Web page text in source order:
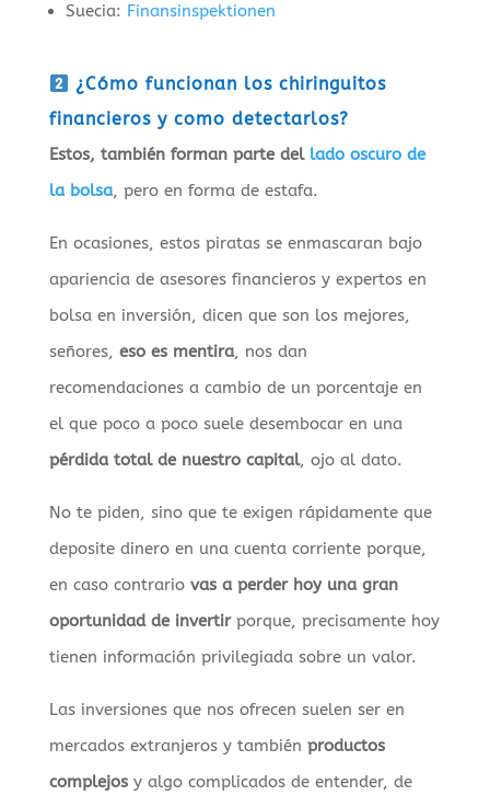
Suecia: Finansinspektionen
¿Cómo funcionan los chiringuitos
financieros y como detectarlos?
Estos, también forman parte del lado oscuro de
la bolsa, pero en forma de estafa.
En ocasiones, estos piratas se enmascaran bajo
apariencia de asesores financieros y expertos en
bolsa en inversión, dicen que son los mejores,
señores, eso es mentira, nos dan
recomendaciones a cambio de un porcentaje en
el que poco a poco suele desembocar en una
pérdida total de nuestro capital, ojo al dato.
No te piden, sino que te exigen rápidamente que
deposite dinero en una cuenta corriente porque,
en caso contrario vas a perder hoy una gran
oportunidad de invertirporque, precisamente hoy
tienen información privilegiada sobre un valor.
Las inversiones que nos ofrecen suelen ser en
mercados extranjeros y también productos
complejosy algo complicados de entender, de